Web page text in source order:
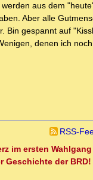
aus dem
Aber alle
Bin gespannt auf
denen ich
RSS-
im ersten
Geschichte der BRD!